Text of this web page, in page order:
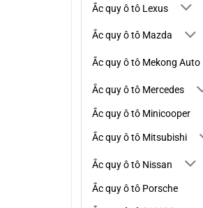
Ắc quy ô tô Lexus
Ắc quy ô tô Mazda
Ắc quy ô tô Mekong Auto
Ắc quy ô tô Mercedes
Ắc quy ô tô Minicooper
Ắc quy ô tô Mitsubishi
Ắc quy ô tô Nissan
Ắc quy ô tô Porsche